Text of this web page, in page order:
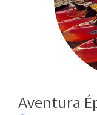
Aventura